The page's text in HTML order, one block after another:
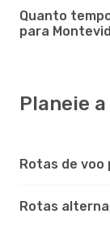
Quanto
para
Planeie
Rotas de voo
Rotas